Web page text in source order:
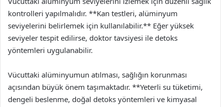
kontrolleri yapılmalıdır. **Kan testleri, alüminyum
seviyelerini belirlemek için kullanılabilir.** Eğer yüksek
seviyeler tespit edilirse, doktor tavsiyesi ile detoks
yöntemleri uygulanabilir.
Vücuttaki alüminyumun atılması, sağlığın korunması
açısından büyük önem taşımaktadır. **Yeterli su tüketimi,
dengeli beslenme, doğal detoks yöntemleri ve kimyasal